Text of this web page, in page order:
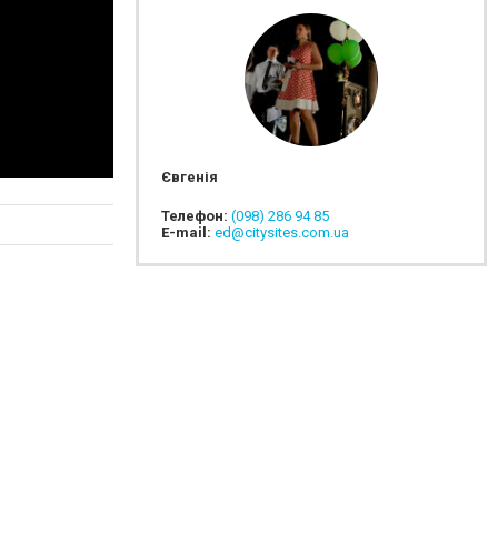
Євгенія
Телефон: (098) 286 94 85
E-mail: ed@citysites.com.ua